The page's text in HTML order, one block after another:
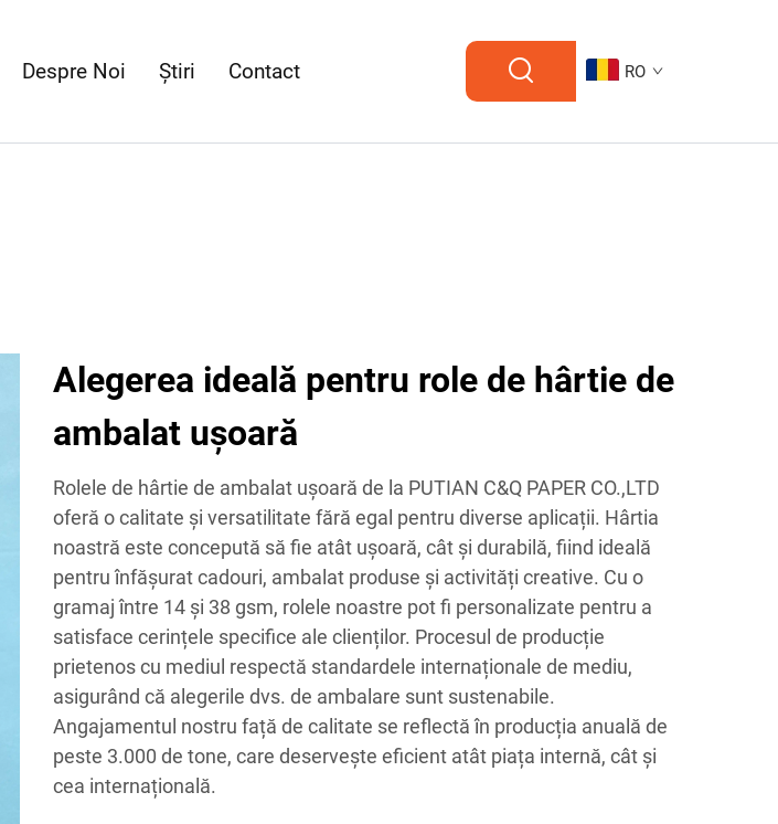
Despre Noi Știri Contact RO
Alegerea ideală pentru role de hârtie de
ambalat ușoară
Rolele de hârtie de ambalat ușoară de la PUTIAN C&Q PAPER CO.,LTD
oferă o calitate și versatilitate fără egal pentru diverse aplicații. Hârtia
noastră este concepută să fie atât ușoară, cât și durabilă, fiind ideală
pentru înfășurat cadouri, ambalat produse și activități creative. Cu o
gramaj între 14 și 38 gsm, rolele noastre pot fi personalizate pentru a
satisface cerințele specifice ale clienților. Procesul de producție
prietenos cu mediul respectă standardele internaționale de mediu,
asigurând că alegerile dvs. de ambalare sunt sustenabile.
Angajamentul nostru față de calitate se reflectă în producția anuală de
peste 3.000 de tone, care deservește eficient atât piața internă, cât și
cea internațională.